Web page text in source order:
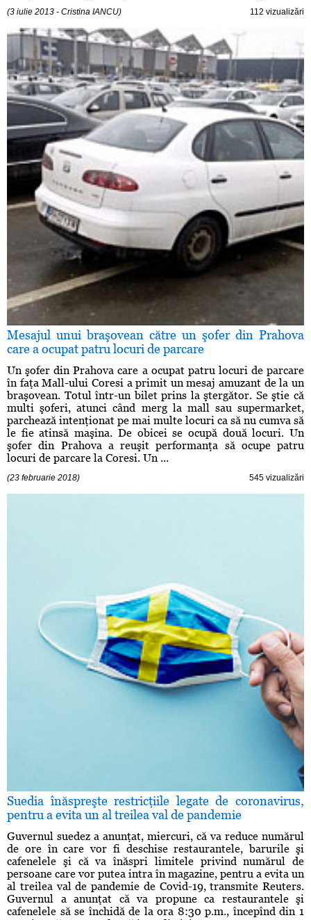
(3 iulie 2013 - Cristina IANCU) 112 vizualizări
Mesajul unui braşovean către un şofer din Prahova
care a ocupat patru locuri de parcare
Un şofer din Prahova care a ocupat patru locuri de parcare
în faţa Mall-ului Coresi a primit un mesaj amuzant de la un
braşovean. Totul într-un bilet prins la ştergător. Se ştie că
multi şoferi, atunci când merg la mall sau supermarket,
parchează intenţionat pe mai multe locuri ca să nu cumva să
le fie atinsă maşina. De obicei se ocupă două locuri. Un
şofer din Prahova a reuşit performanţa să ocupe patru
locuri de parcare la Coresi. Un ...
(23 februarie 2018) 545 vizualizări
Suedia înăspreşte restricţiile legate de coronavirus,
pentru a evita un al treilea val de pandemie
Guvernul suedez a anunţat, miercuri, că va reduce numărul
de ore în care vor fi deschise restaurantele, barurile şi
cafenelele şi că va înăspri limitele privind numărul de
persoane care vor putea intra în magazine, pentru a evita un
al treilea val de pandemie de Covid-19, transmite Reuters.
Guvernul a anunţat că va propune ca restaurantele şi
cafenelele să se închidă de la ora 8:30 p.m., începînd din 1